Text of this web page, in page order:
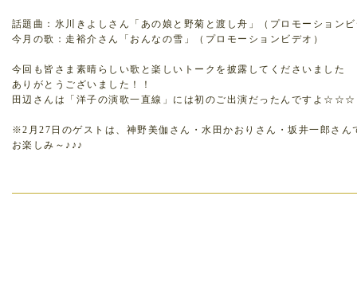
話題曲：氷川きよしさん「あの娘と野菊と渡し舟」（プロモーション
今月の歌：走裕介さん「おんなの雪」（プロモーションビデオ）
今回も皆さま素晴らしい歌と楽しいトークを披露してくださいました
ありがとうございました！！
田辺さんは「洋子の演歌一直線」には初のご出演だったんですよ☆☆☆
※2月27日のゲストは、神野美伽さん・水田かおりさん・坂井一郎さん
お楽しみ～♪♪♪